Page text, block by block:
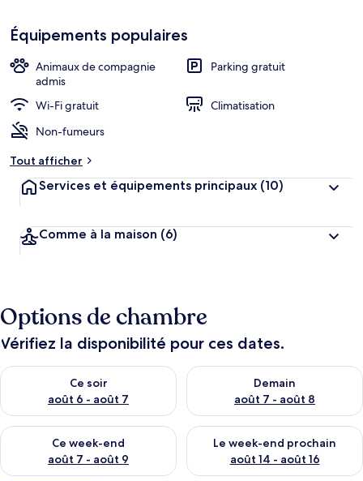
Équipements populaires
Animaux de compagnie
admis
Parking gratuit
Wi-Fi gratuit
Climatisation
Non-fumeurs
Tout afficher
Services et équipements principaux (10)
Comme à la maison (6)
Options de chambre
Vérifiez la disponibilité pour ces dates.
Ce soir
août 6 - août 7
Vérifier la disponibilité pour ce soir août 6 - août 7
Demain
août 7 - août 8
Vérifier la disponibilité pour
Ce week-end
août 7 - août 9
Vérifier la disponibilité pour ce week-end août 7 - août 9
Le week-end prochain
août 14 - août 16
Vérifier la disponibilité pour